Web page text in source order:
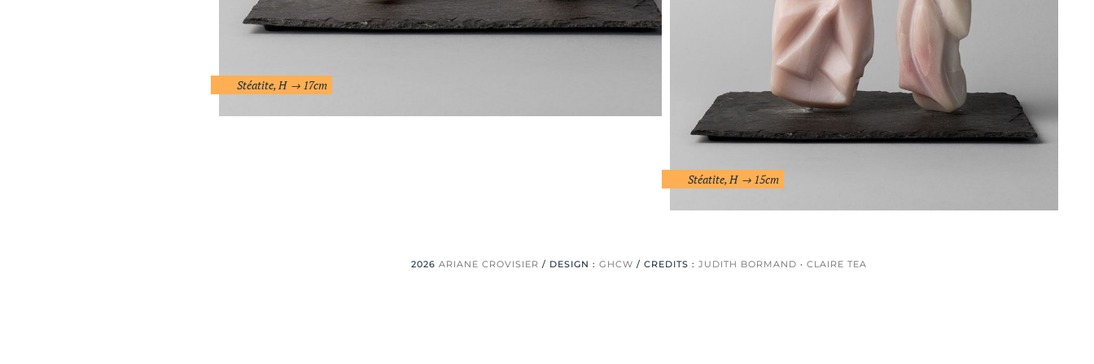
Stéatite, H 17cm
Stéatite, H 15cm
2026 ARIANE CROVISIER / DESIGN : GHCW / CREDITS : JUDITH BORMAND · CLAIRE TEA